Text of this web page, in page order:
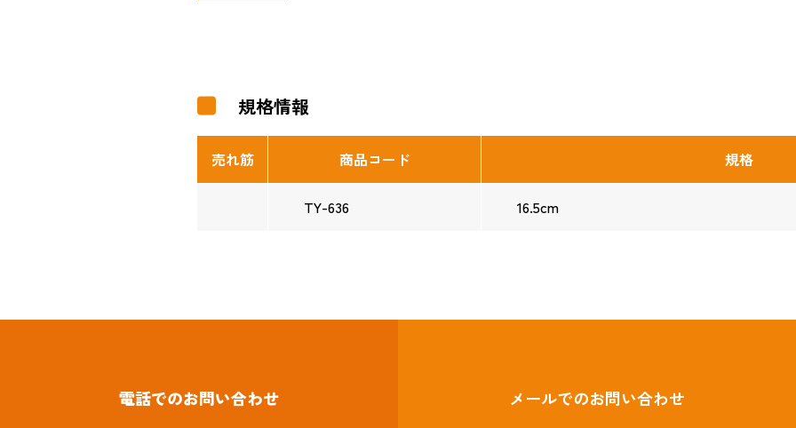
規格情報
売れ筋 商品コード 規格
TY-636 16.5cm
電話でのお問い合わせ メールでのお問い合わせ